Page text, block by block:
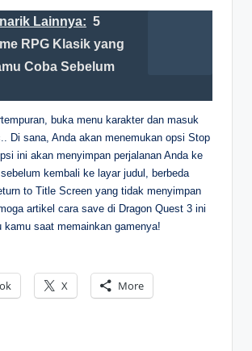
Lainnya: 5
RPG Klasik yang
Coba Sebelum
buka menu karakter dan masuk
Di sana, Anda akan menemukan opsi Stop
ini akan menyimpan perjalanan Anda ke
kembali ke layar judul, berbeda
to Title Screen yang tidak menyimpan
artikel cara save di Dragon Quest 3 ini
kamu saat memainkan gamenya!
X More